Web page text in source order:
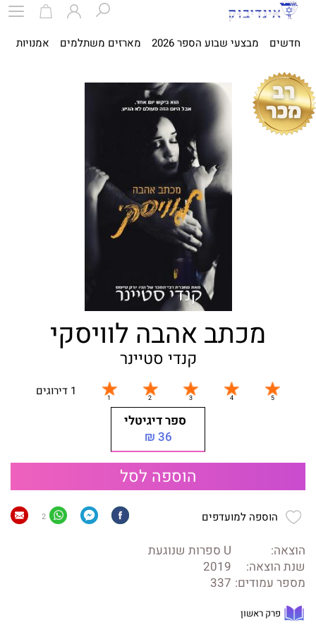
חדשים מבצעי שבוע הספר 2026 מארזים משתלמים אמנויות
מכתב אהבה לוויסקי
קנדי סטיינר
1 דירוגים
ספר דיגיטלי
36 ₪
הוספה לסל
הוספה למועדפים 2
הוצאה:
U ספרות שנוגעת
שנת הוצאה:
2019
מספר עמודים: 337
פרק ראשון